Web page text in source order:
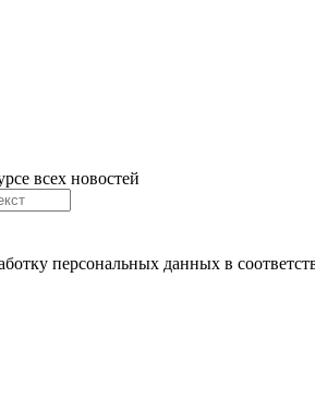
всех новостей
персональных данных в